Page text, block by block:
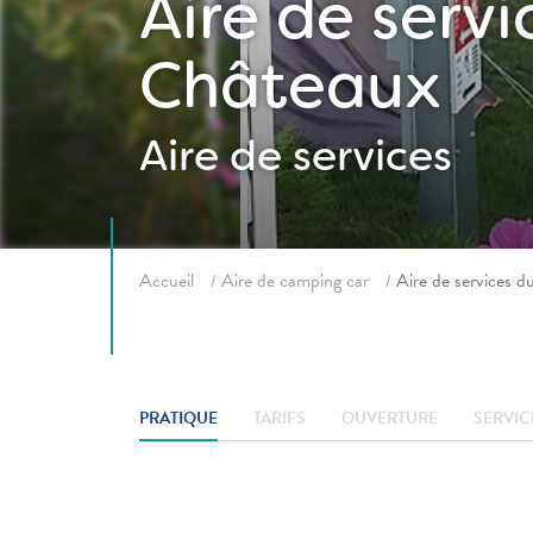
Châteaux
Aire de services
Accueil Aire de camping car Aire de services
PRATIQUE TARIFS OUVERTURE